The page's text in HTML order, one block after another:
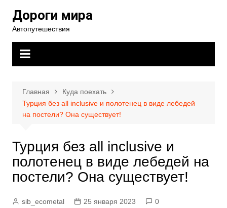
содержимому
Дороги мира
Автопутешествия
Главная
Куда поехать
Турция без all inclusive и полотенец в виде лебедей
на постели? Она существует!
Турция без all inclusive и
полотенец в виде лебедей на
постели? Она существует!
sib_ecometal 25 января 2023
0